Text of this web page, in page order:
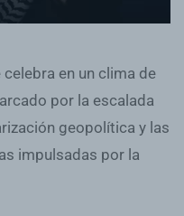
en un clima de
por la escalada
geopolítica y las
impulsadas por la